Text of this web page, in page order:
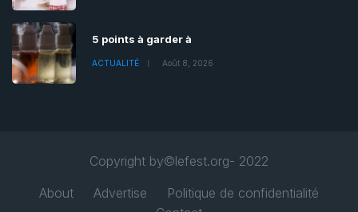
5 points à garder à
ACTUALITÉ Août 8, 2026
Copyright by©lefest.org- 2022
About
Advertise
Politique de confidentialité